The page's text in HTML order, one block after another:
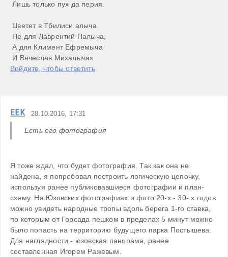
А для Климент Ефремыча
И Вячеслав Михалыча»
Войдите, чтобы ответить
ЕЕК 28.10.2016, 17:31
Есть его фотография
Я тоже ждал, что будет фотография. Так как она не
найдена, я попробовал построить логическую цепочку,
используя ранее публиковавшиеся фотографии и план-
схему. На Юзовских фотографиях и фото 20-х - 30- х годов
можно увидеть народные тропы вдоль берега 1-го ставка,
по которым от Горсада пешком в пределах 5 минут можно
было попасть на территорию будущего парка Постышева.
Для наглядности - юзовская панорама, ранее
составленная Игорем Ражевым.